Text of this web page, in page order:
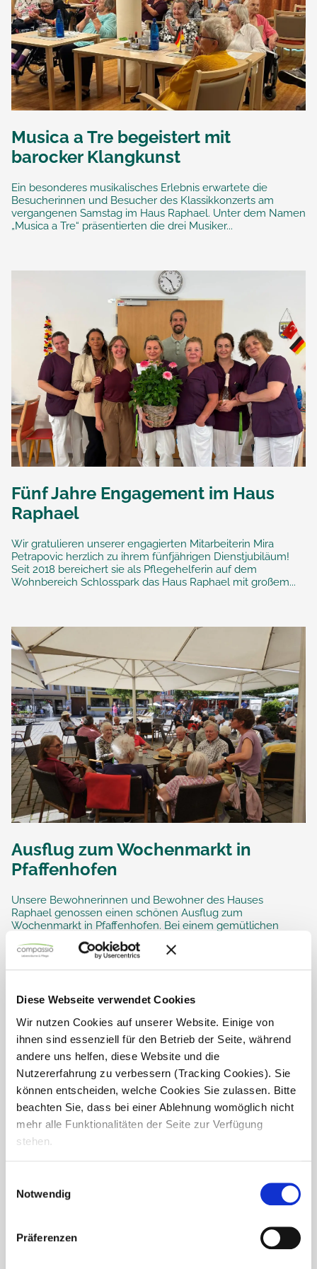
Diese Webseite verwendet Cookies
Wir nutzen Cookies auf unserer Website. Einige von
ihnen sind essenziell für den Betrieb der Seite, während
andere uns helfen, diese Website und die
Nutzererfahrung zu verbessern (Tracking Cookies). Sie
können entscheiden, welche Cookies Sie zulassen. Bitte
beachten Sie, dass bei einer Ablehnung womöglich nicht
mehr alle Funktionalitäten der Seite zur Verfügung
stehen.
Notwendig
Präferenzen
Musica a Tre begeistert mit
barocker Klangkunst
Ein besonderes musikalisches Erlebnis erwartete die
Besucherinnen und Besucher des Klassikkonzerts am
vergangenen Samstag im Haus Raphael. Unter dem Namen
„Musica a Tre“ präsentierten die drei Musiker...
Fünf Jahre Engagement im Haus
Raphael
Wir gratulieren unserer engagierten Mitarbeiterin Mira
Petrapovic herzlich zu ihrem fünfjährigen Dienstjubiläum!
Seit 2018 bereichert sie als Pflegehelferin auf dem
Wohnbereich Schlosspark das Haus Raphael mit großem...
Ausflug zum Wochenmarkt in
Pfaffenhofen
Unsere Bewohnerinnen und Bewohner des Hauses
Raphael genossen einen schönen Ausflug zum
Wochenmarkt in Pfaffenhofen. Bei einem gemütlichen
Bummel über die vielfältigen Stände blieb genügend Zeit,
die...
Raphael